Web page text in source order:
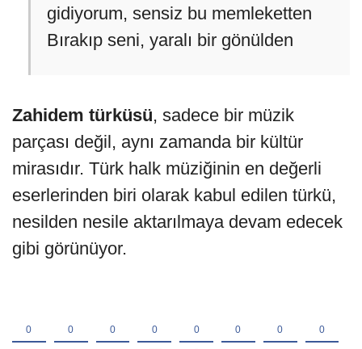
gidiyorum, sensiz bu memleketten
Bırakıp seni, yaralı bir gönülden
Zahidem türküsü, sadece bir müzik
parçası değil, aynı zamanda bir kültür
mirasıdır. Türk halk müziğinin en değerli
eserlerinden biri olarak kabul edilen türkü,
nesilden nesile aktarılmaya devam edecek
gibi görünüyor.